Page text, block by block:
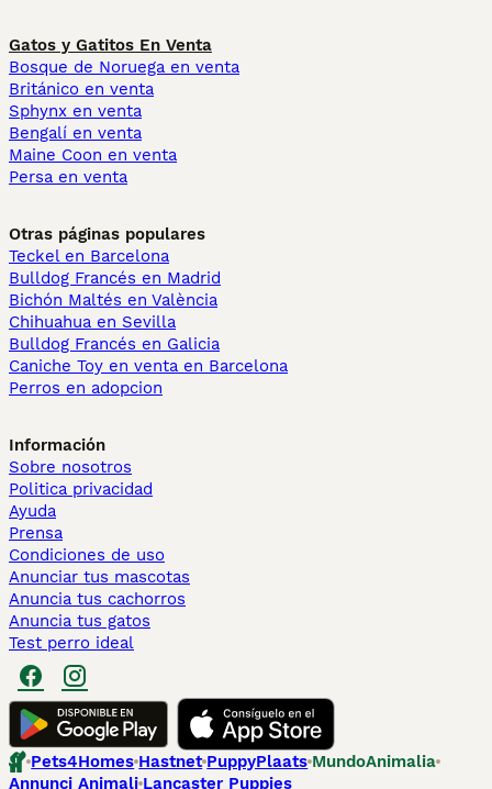
Gatos y Gatitos En Venta
Bosque de Noruega en venta
Británico en venta
Sphynx en venta
Bengalí en venta
Maine Coon en venta
Persa en venta
Otras páginas populares
Teckel en Barcelona
Bulldog Francés en Madrid
Bichón Maltés en València
Chihuahua en Sevilla
Bulldog Francés en Galicia
Caniche Toy en venta en Barcelona
Perros en adopcion
Información
Sobre nosotros
Politica privacidad
Ayuda
Prensa
Condiciones de uso
Anunciar tus mascotas
Anuncia tus cachorros
Anuncia tus gatos
Test perro ideal
Pets4Homes Hastnet PuppyPlaats MundoAnimalia
Annunci Animali Lancaster Puppies